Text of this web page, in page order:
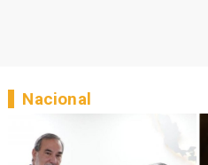
Nacional